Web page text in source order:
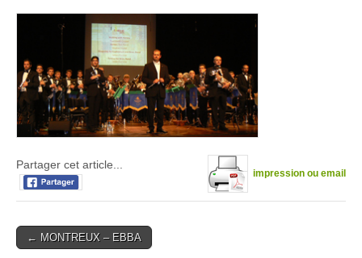
impression ou email
Partager cet article...
Post
← MONTREUX – EBBA